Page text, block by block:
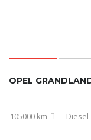
105000 km Diesel